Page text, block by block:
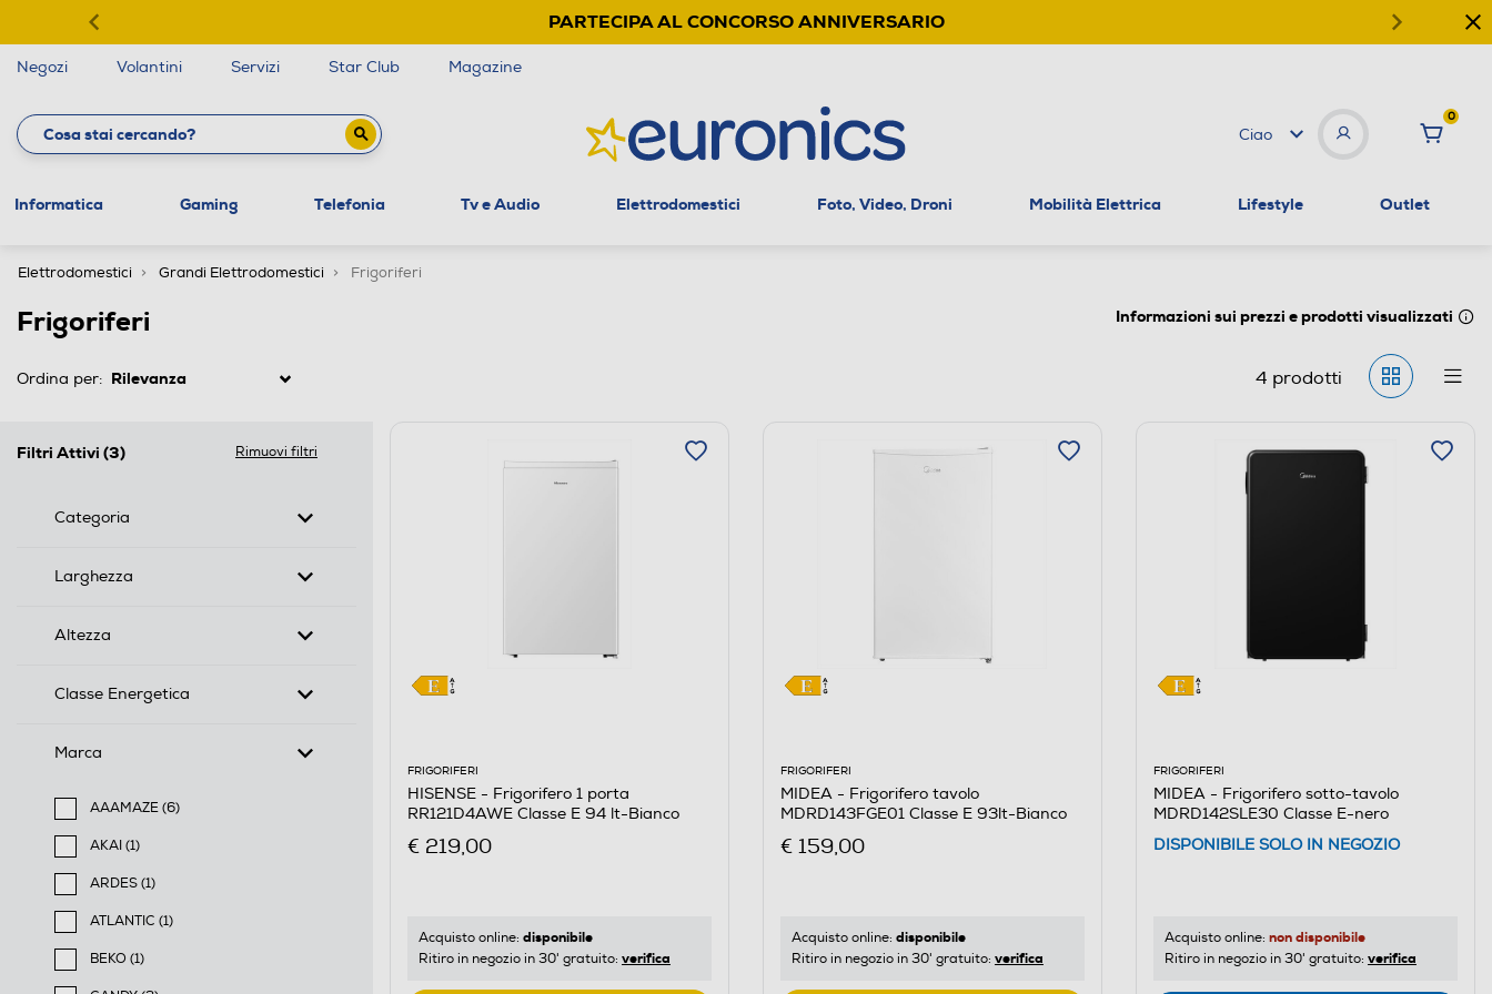
PARTECIPA AL CONCORSO ANNIVERSARIO
Negozi Volantini Servizi Star Club Magazine
Ciao
0
Informatica Gaming Telefonia Tv e Audio Elettrodomestici Foto, Video, Droni Mobilità Elettrica Lifestyle Outlet
Elettrodomestici Grandi Elettrodomestici Frigoriferi
Frigoriferi Informazioni sui prezzi e prodotti visualizzati
Ordina per: 4 prodotti
Filtri Attivi (3) Rimuovi filtri
Categoria
Larghezza
Altezza
Classe Energetica
Marca
AAAMAZE (6)
Filtra per Marca: AAAMAZE
AKAI (1)
Filtra per Marca: AKAI
ARDES (1)
Filtra per Marca: ARDES
ATLANTIC (1)
Filtra per Marca: ATLANTIC
BEKO (1)
Filtra per Marca: BEKO
FRIGORIFERI
HISENSE - Frigorifero 1 porta
RR121D4AWE Classe E 94 lt-Bianco
€ 219,00
Acquisto online: disponibile
Ritiro in negozio in 30' gratuito: verifica
FRIGORIFERI
MIDEA - Frigorifero tavolo
MDRD143FGE01 Classe E 93lt-Bianco
€ 159,00
Acquisto online: disponibile
Ritiro in negozio in 30' gratuito: verifica
FRIGORIFERI
MIDEA - Frigorifero sotto-tavolo
MDRD142SLE30 Classe E-nero
DISPONIBILE SOLO IN NEGOZIO
Acquisto online: non disponibile
Ritiro in negozio in 30' gratuito: verifica